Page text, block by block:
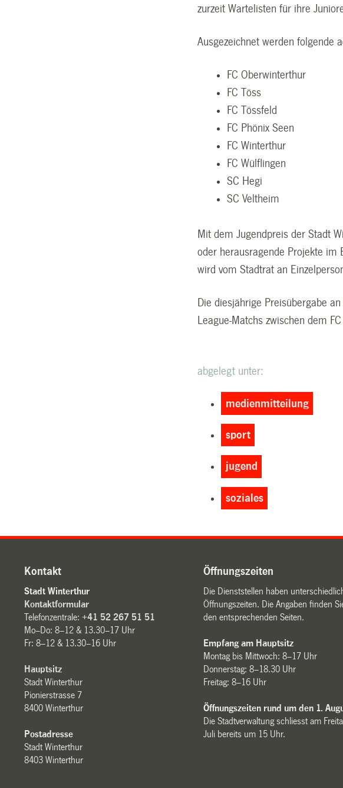
zurzeit Wartelisten für ihre
Ausgezeichnet werden folgende
FC Oberwinterthur
FC Töss
FC Tössfeld
FC Phönix Seen
FC Winterthur
FC Wülflingen
SC Hegi
SC Veltheim
Mit dem Jugendpreis der Stadt
oder herausragende Projekte im
wird vom Stadtrat an
Die diesjährige Preisübergabe
League-Matchs zwischen dem
abgelegt unter:
medienmitteilung
sport
jugend
soziales
Kontakt
Stadt Winterthur
Kontaktformular
Telefonzentrale:+41 52 267 51 51
Mo–Do: 8–12 & 13.30–17 Uhr
Fr: 8–12 & 13.30–16 Uhr
Hauptsitz
Stadt Winterthur
Pionierstrasse 7
8400 Winterthur
Postadresse
Stadt Winterthur
8403 Winterthur
Öffnungszeiten
Die Dienststellen haben
Öffnungszeiten. Die Angaben finden
den entsprechenden Seiten.
Empfang am Hauptsitz
Montag bis Mittwoch: 8–17 Uhr
Donnerstag: 8–18.30 Uhr
Freitag: 8–16 Uhr
Öffnungszeiten rund um den 1.
Die Stadtverwaltung schliesst am
Juli bereits um 15 Uhr.